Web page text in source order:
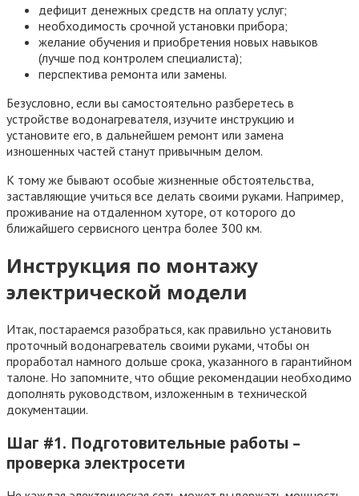
дефицит денежных средств на оплату услуг;
необходимость срочной установки прибора;
желание обучения и приобретения новых навыков
(лучше под контролем специалиста);
перспектива ремонта или замены.
Безусловно, если вы самостоятельно разберетесь в
устройстве водонагревателя, изучите инструкцию и
установите его, в дальнейшем ремонт или замена
изношенных частей станут привычным делом.
К тому же бывают особые жизненные обстоятельства,
заставляющие учиться все делать своими руками. Например,
проживание на отдаленном хуторе, от которого до
ближайшего сервисного центра более 300 км.
Инструкция по монтажу
электрической модели
Итак, постараемся разобраться, как правильно установить
проточный водонагреватель своими руками, чтобы он
проработал намного дольше срока, указанного в гарантийном
талоне. Но запомните, что общие рекомендации необходимо
дополнять руководством, изложенным в технической
документации.
Шаг #1. Подготовительные работы –
проверка электросети